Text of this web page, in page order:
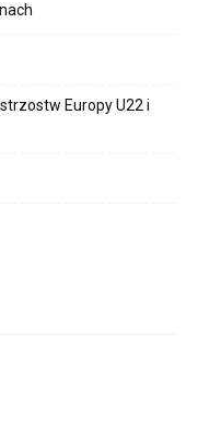
Europy U22 i